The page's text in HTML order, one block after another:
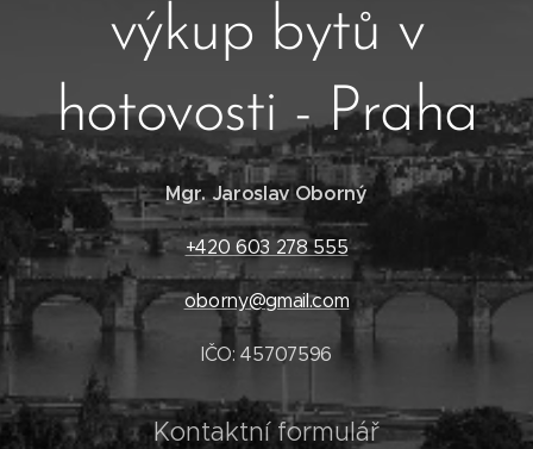
výkup bytů v
hotovosti - Praha
Mgr. Jaroslav Oborný
+420 603 278 555
oborny@gmail.com
IČO: 45707596
Kontaktní formulář